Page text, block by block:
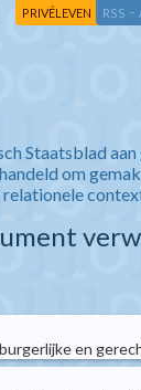
PRIVÉLEVEN RSS -
Staatsblad
om
en